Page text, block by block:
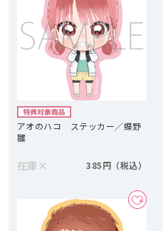
アオのハコ ステッカー／蝶野
雛
在庫 × 385円